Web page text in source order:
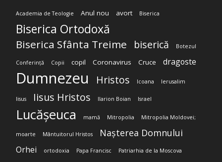
Academia de Teologie Anul nou avort Biserica
Biserica Ortodoxă
Biserica Sfânta Treime biserică Botezul
Conferință Copii copil Coronavirus Cruce dragoste
Dumnezeu Hristos Icoana Ierusalim
Iisus Iisus Hristos Ilarion Boian Israel
Lucășeuca mamă Mitropolia Mitropolia Moldovei;
moarte Mântuitorul Hristos Nașterea Domnului
Orhei ortodoxia Papa Francisc Patriarhia de la Moscova